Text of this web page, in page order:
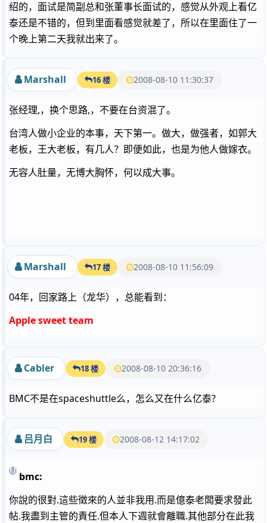
绍的，面试是简副总和张董事长面试的，感觉从外观上看亿
泰还是不错的，但到里面看感觉就差了，所以在里面住了一
个晚上第二天我就出来了。
Marshall 16 楼 2008-08-10 11:30:37
张经理,，换个思路,，不要在台资混了。
台湾人做小企业的本事，天下第一。做大，做强者，如郭大
老板，王大老板，有几人？即便如此，也是为他人做嫁衣。
无容人肚量，无博大胸怀，何以成大事。
Marshall 17 楼 2008-08-10 11:56:09
04年，回家路上（龙华），总能看到：
Apple sweet team
Cabler 18 楼 2008-08-10 20:36:16
BMC不是在spaceshuttle么，怎么又在什么亿泰?
吕月白 19 楼 2008-08-12 14:17:02
bmc:
你說的很對.這些徵來的人並非我用.而是億泰老闆要求發此
帖.我盡到主管的責任.但本人下週就會離職.其他部分在此我